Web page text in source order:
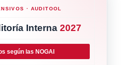
· AUDITOOL
Interna 2027
según las NOGAI